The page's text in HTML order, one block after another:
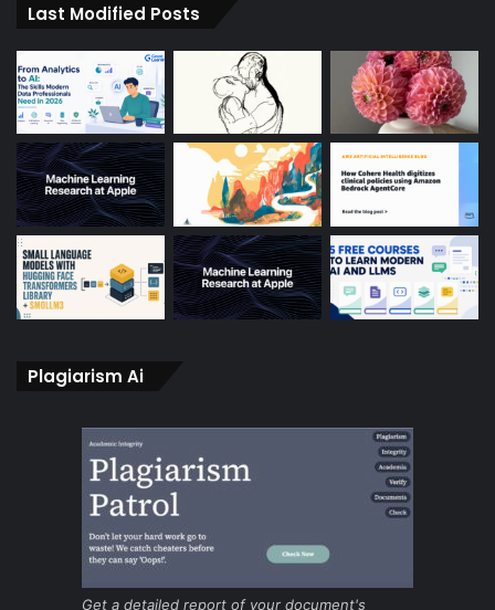
Last Modified Posts
Plagiarism Ai
Get a detailed report of your document's